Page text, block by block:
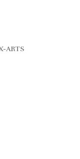
ARTS